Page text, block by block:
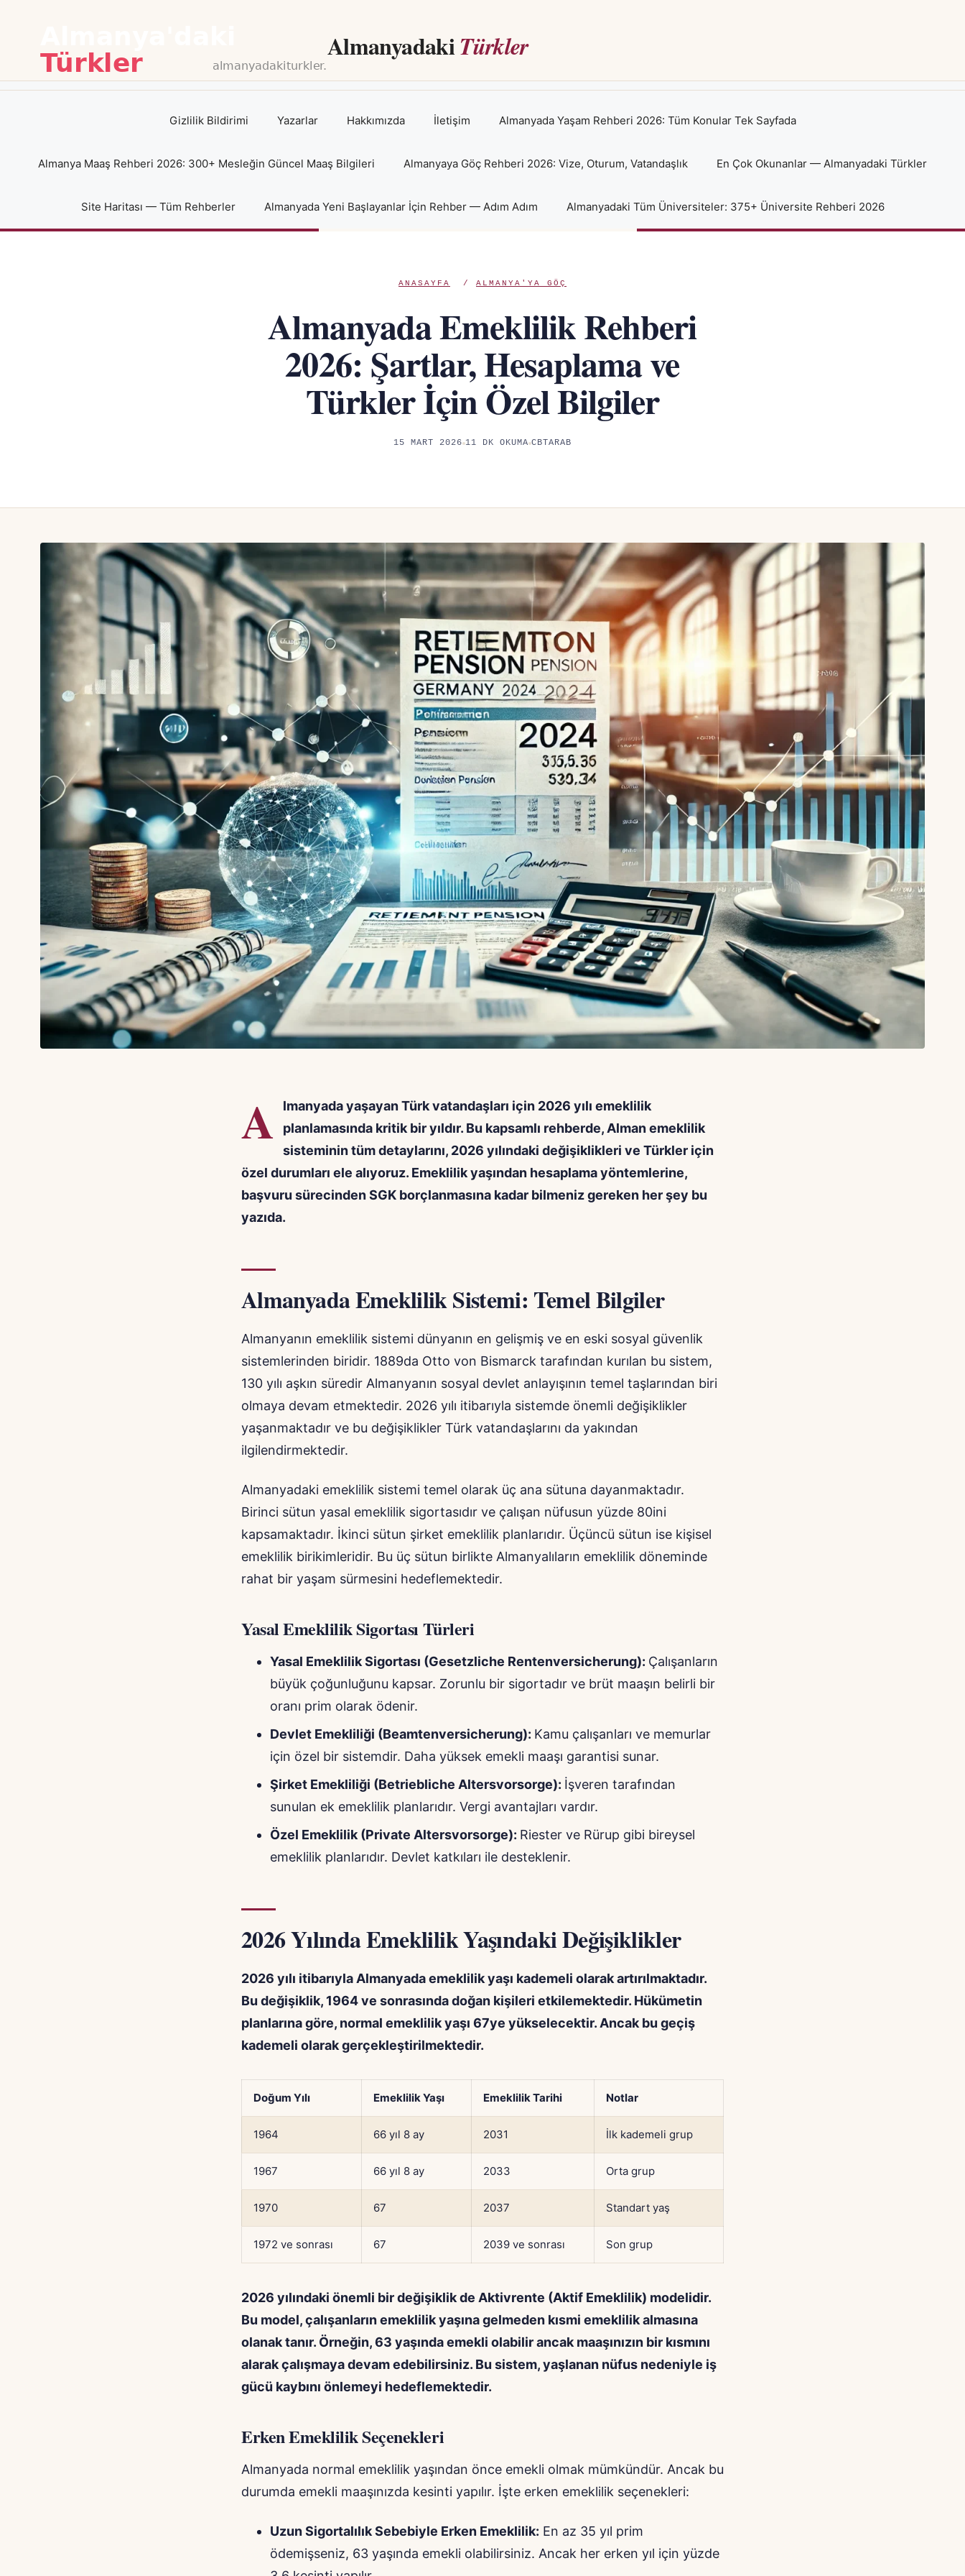
AlmanyadakiTürkler
Gizlilik Bildirimi Yazarlar Hakkımızda İletişim Almanyada Yaşam Rehberi 2026: Tüm Konular Tek Sayfada
Almanya Maaş Rehberi 2026: 300+ Mesleğin Güncel Maaş Bilgileri Almanyaya Göç Rehberi 2026: Vize, Oturum, Vatandaşlık En Çok Okunanlar — Almanyadaki Türkler
Site Haritası — Tüm Rehberler Almanyada Yeni Başlayanlar İçin Rehber — Adım Adım Almanyadaki Tüm Üniversiteler: 375+ Üniversite Rehberi 2026
ANASAYFA / ALMANYA'YA GÖÇ
Almanyada Emeklilik Rehberi
2026: Şartlar, Hesaplama ve
Türkler İçin Özel Bilgiler
15 MART 2026 11 DK OKUMA CBTARAB
A
lmanyada yaşayan Türk vatandaşları için 2026 yılı emeklilik
planlamasında kritik bir yıldır. Bu kapsamlı rehberde, Alman emeklilik
sisteminin tüm detaylarını, 2026 yılındaki değişiklikleri ve Türkler için
özel durumları ele alıyoruz. Emeklilik yaşından hesaplama yöntemlerine,
başvuru sürecinden SGK borçlanmasına kadar bilmeniz gereken her şey bu
yazıda.
Almanyada Emeklilik Sistemi: Temel Bilgiler
Almanyanın emeklilik sistemi dünyanın en gelişmiş ve en eski sosyal güvenlik
sistemlerinden biridir. 1889da Otto von Bismarck tarafından kurılan bu sistem,
130 yılı aşkın süredir Almanyanın sosyal devlet anlayışının temel taşlarından biri
olmaya devam etmektedir. 2026 yılı itibarıyla sistemde önemli değişiklikler
yaşanmaktadır ve bu değişiklikler Türk vatandaşlarını da yakından
ilgilendirmektedir.
Almanyadaki emeklilik sistemi temel olarak üç ana sütuna dayanmaktadır.
Birinci sütun yasal emeklilik sigortasıdır ve çalışan nüfusun yüzde 80ini
kapsamaktadır. İkinci sütun şirket emeklilik planlarıdır. Üçüncü sütun ise kişisel
emeklilik birikimleridir. Bu üç sütun birlikte Almanyalıların emeklilik döneminde
rahat bir yaşam sürmesini hedeflemektedir.
Yasal Emeklilik Sigortası Türleri
Yasal Emeklilik Sigortası (Gesetzliche Rentenversicherung): Çalışanların
büyük çoğunluğunu kapsar. Zorunlu bir sigortadır ve brüt maaşın belirli bir
oranı prim olarak ödenir.
Devlet Emekliliği (Beamtenversicherung): Kamu çalışanları ve memurlar
için özel bir sistemdir. Daha yüksek emekli maaşı garantisi sunar.
Şirket Emekliliği (Betriebliche Altersvorsorge): İşveren tarafından
sunulan ek emeklilik planlarıdır. Vergi avantajları vardır.
Özel Emeklilik (Private Altersvorsorge): Riester ve Rürup gibi bireysel
emeklilik planlarıdır. Devlet katkıları ile desteklenir.
2026 Yılında Emeklilik Yaşındaki Değişiklikler
2026 yılı itibarıyla Almanyada emeklilik yaşı kademeli olarak artırılmaktadır.
Bu değişiklik, 1964 ve sonrasında doğan kişileri etkilemektedir. Hükümetin
planlarına göre, normal emeklilik yaşı 67ye yükselecektir. Ancak bu geçiş
kademeli olarak gerçekleştirilmektedir.
Doğum Yılı Emeklilik Yaşı Emeklilik Tarihi Notlar
1964 66 yıl 8 ay 2031 İlk kademeli grup
1967 66 yıl 8 ay 2033 Orta grup
1970 67 2037 Standart yaş
1972 ve sonrası 67 2039 ve sonrası Son grup
2026 yılındaki önemli bir değişiklik de Aktivrente (Aktif Emeklilik) modelidir.
Bu model, çalışanların emeklilik yaşına gelmeden kısmi emeklilik almasına
olanak tanır. Örneğin, 63 yaşında emekli olabilir ancak maaşınızın bir kısmını
alarak çalışmaya devam edebilirsiniz. Bu sistem, yaşlanan nüfus nedeniyle iş
gücü kaybını önlemeyi hedeflemektedir.
Erken Emeklilik Seçenekleri
Almanyada normal emeklilik yaşından önce emekli olmak mümkündür. Ancak bu
durumda emekli maaşınızda kesinti yapılır. İşte erken emeklilik seçenekleri:
Uzun Sigortalılık Sebebiyle Erken Emeklilik: En az 35 yıl prim
ödemişseniz, 63 yaşında emekli olabilirsiniz. Ancak her erken yıl için yüzde